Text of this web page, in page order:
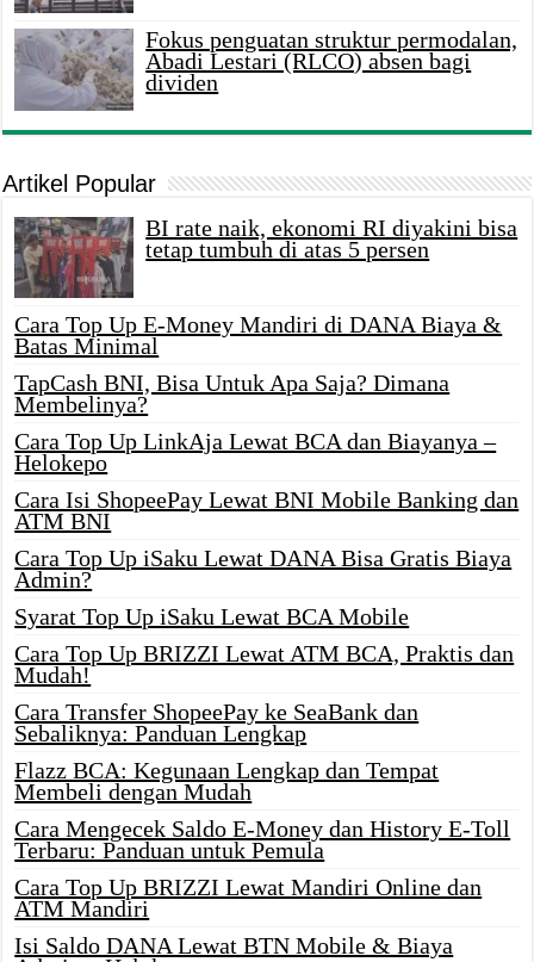
Fokus penguatan struktur permodalan,
Abadi Lestari (RLCO) absen bagi
dividen
Artikel Popular
BI rate naik, ekonomi RI diyakini bisa
tetap tumbuh di atas 5 persen
Cara Top Up E-Money Mandiri di DANA Biaya &
Batas Minimal
TapCash BNI, Bisa Untuk Apa Saja? Dimana
Membelinya?
Cara Top Up LinkAja Lewat BCA dan Biayanya –
Helokepo
Cara Isi ShopeePay Lewat BNI Mobile Banking dan
ATM BNI
Cara Top Up iSaku Lewat DANA Bisa Gratis Biaya
Admin?
Syarat Top Up iSaku Lewat BCA Mobile
Cara Top Up BRIZZI Lewat ATM BCA, Praktis dan
Mudah!
Cara Transfer ShopeePay ke SeaBank dan
Sebaliknya: Panduan Lengkap
Flazz BCA: Kegunaan Lengkap dan Tempat
Membeli dengan Mudah
Cara Mengecek Saldo E-Money dan History E-Toll
Terbaru: Panduan untuk Pemula
Cara Top Up BRIZZI Lewat Mandiri Online dan
ATM Mandiri
Isi Saldo DANA Lewat BTN Mobile & Biaya